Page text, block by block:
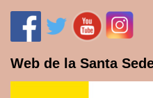
Web de la Santa